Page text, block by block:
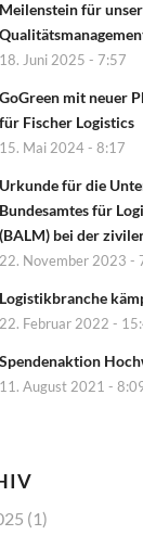
Meilenstein für unser
18. Juni 2025 - 7:57
GoGreen mit neuer
für Fischer Logistics
15. Mai 2024 - 8:17
Urkunde für die
Bundesamtes für
(BALM) bei der
22. November 2023 -
Logistikbranche
22. Februar 2022 -
Spendenaktion
11. August 2021 -
(1)